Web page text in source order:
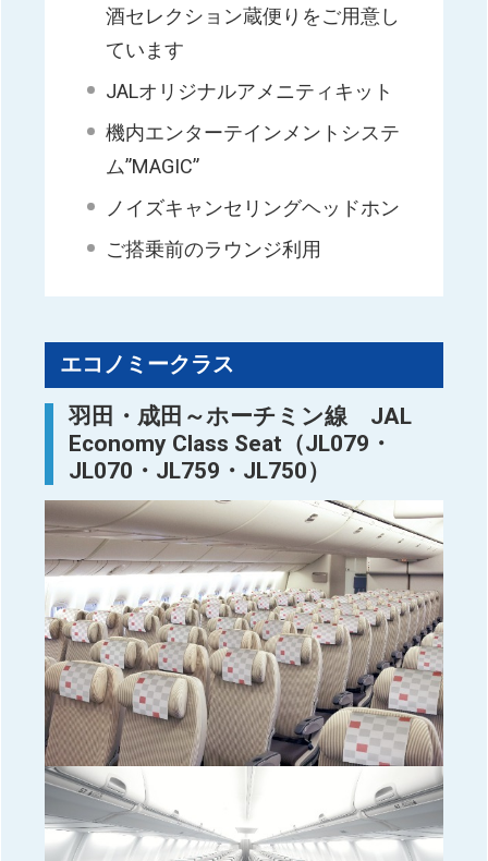
酒セレクション蔵便りをご用意し
ています
JALオリジナルアメニティキット
機内エンターテインメントシステ
ム”MAGIC”
ノイズキャンセリングヘッドホン
ご搭乗前のラウンジ利用
エコノミークラス
羽田・成田～ホーチミン線 JAL
Economy Class Seat（JL079・
JL070・JL759・JL750）